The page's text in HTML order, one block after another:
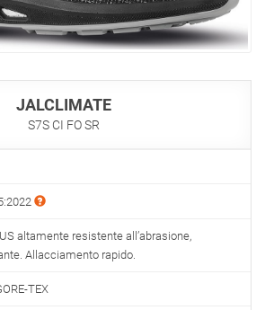
JALCLIMATE
S7S CI FO SR
altamente resistente all’abrasione,
Allacciamento rapido.
TEX